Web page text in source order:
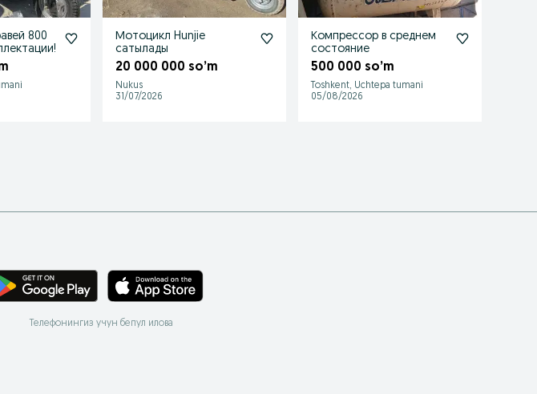
800
Мотоцикл Hunjie
сатылады
20 000 000 so’m
Nukus
31/07/2026
Компрессор в среднем
состояние
500 000 so’m
Toshkent, Uchtepa tumani
05/08/2026
Телефонингиз учун бепул илова